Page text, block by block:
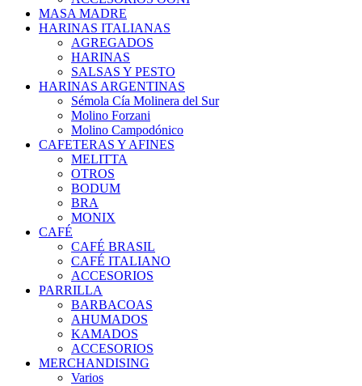
MASA MADRE
HARINAS ITALIANAS
AGREGADOS
HARINAS
SALSAS Y PESTO
HARINAS ARGENTINAS
Sémola Cía Molinera del Sur
Molino Forzani
Molino Campodónico
CAFETERAS Y AFINES
MELITTA
OTROS
BODUM
BRA
MONIX
CAFÉ
CAFÉ BRASIL
CAFÉ ITALIANO
ACCESORIOS
PARRILLA
BARBACOAS
AHUMADOS
KAMADOS
ACCESORIOS
MERCHANDISING
Varios